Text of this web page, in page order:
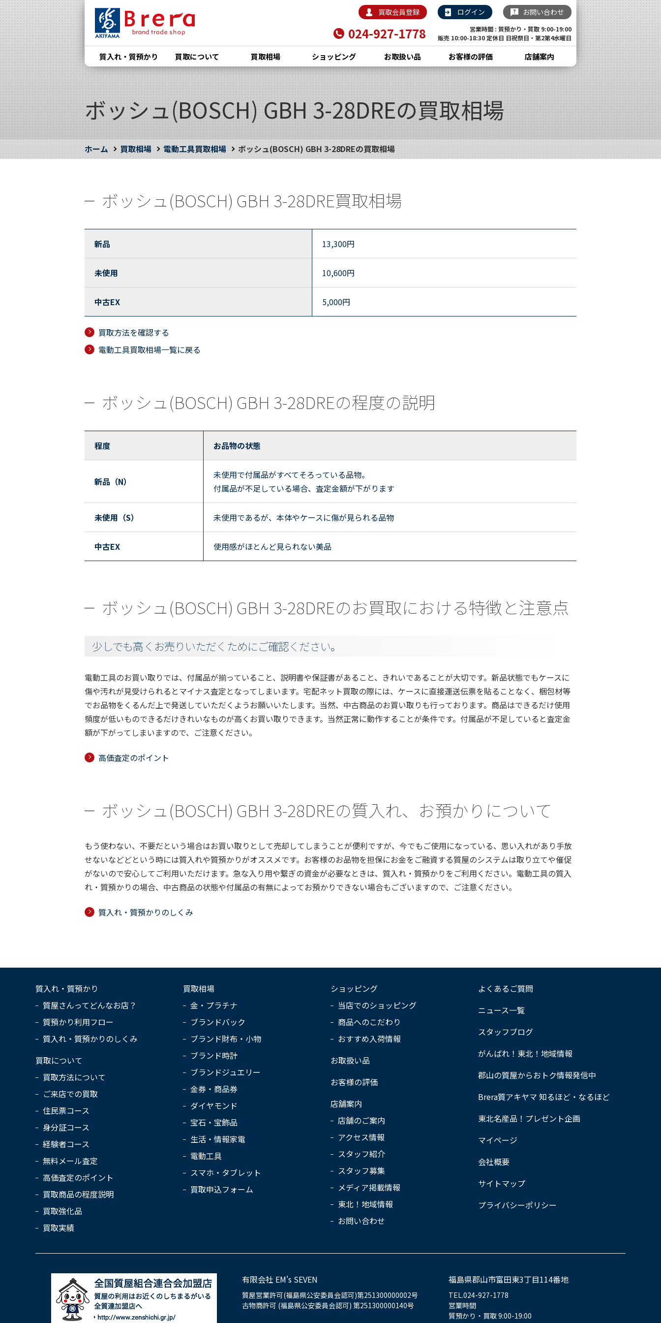
買取会員登録 ログイン お問い合わせ
024-927-1778
営業時間 : 質預かり・買取 9:00-19:00
販売 10:00-18:30 定休日 日祝祭日・第2第4水曜日
質入れ・質預かり 買取について 買取相場 ショッピング お取扱い品 お客様の評価 店舗案内
ボッシュ(BOSCH) GBH 3-28DREの買取相場
ホーム 買取相場 電動工具買取相場 ボッシュ(BOSCH) GBH 3-28DREの買取相場
ボッシュ(BOSCH) GBH 3-28DRE買取相場
新品 13,300円
未使用 10,600円
中古EX 5,000円
買取方法を確認する
電動工具買取相場一覧に戻る
ボッシュ(BOSCH) GBH 3-28DREの程度の説明
程度 お品物の状態
新品（N）
未使用で付属品がすべてそろっている品物。
付属品が不足している場合、査定金額が下がります
未使用（S） 未使用であるが、本体やケースに傷が見られる品物
中古EX 使用感がほとんど見られない美品
ボッシュ(BOSCH) GBH 3-28DREのお買取における特徴と注意点
少しでも高くお売りいただくためにご確認ください。
電動工具のお買い取りでは、付属品が揃っていること、説明書や保証書があること、きれいであることが大切です。新品状態でもケースに
傷や汚れが見受けられるとマイナス査定となってしまいます。宅配ネット買取の際には、ケースに直接運送伝票を貼ることなく、梱包材等
でお品物をくるんだ上で発送していただくようお願いいたします。当然、中古商品のお買い取りも行っております。商品はできるだけ使用
頻度が低いものできるだけきれいなものが高くお買い取りできます。当然正常に動作することが条件です。付属品が不足していると査定金
額が下がってしまいますので、ご注意ください。
高価査定のポイント
ボッシュ(BOSCH) GBH 3-28DREの質入れ、お預かりについて
もう使わない、不要だという場合はお買い取りとして売却してしまうことが便利ですが、今でもご使用になっている、思い入れがあり手放
せないなどどという時には質入れや質預かりがオススメです。お客様のお品物を担保にお金をご融資する質屋のシステムは取り立てや催促
がないので安心してご利用いただけます。急な入り用や繋ぎの資金が必要なときは、質入れ・質預かりをご利用ください。電動工具の質入
れ・質預かりの場合、中古商品の状態や付属品の有無によってお預かりできない場合もございますので、ご注意ください。
質入れ・質預かりのしくみ
質入れ・質預かり
質屋さんってどんなお店？
質預かり利用フロー
質入れ・質預かりのしくみ
買取について
買取方法について
ご来店での買取
住民票コース
身分証コース
経験者コース
無料メール査定
高価査定のポイント
買取商品の程度説明
買取強化品
買取実績
買取相場
金・プラチナ
ブランドバック
ブランド財布・小物
ブランド時計
ブランドジュエリー
金券・商品券
ダイヤモンド
宝石・宝飾品
生活・情報家電
電動工具
スマホ・タブレット
買取申込フォーム
ショッピング
当店でのショッピング
商品へのこだわり
おすすめ入荷情報
お取扱い品
お客様の評価
店舗案内
店舗のご案内
アクセス情報
スタッフ紹介
スタッフ募集
メディア掲載情報
東北！地域情報
お問い合わせ
よくあるご質問
ニュース一覧
スタッフブログ
がんばれ！東北！地域情報
郡山の質屋からおトク情報発信中
Brera質アキヤマ 知るほど・なるほど
東北名産品！プレゼント企画
マイページ
会社概要
サイトマップ
プライバシーポリシー
有限会社 EM's SEVEN
質屋営業許可(福島県公安委員会認可)第251300000002号
古物商許可 (福島県公安委員会認可) 第251300000140号
福島県郡山市富田東3丁目114番地
TEL.024-927-1778
営業時間
質預かり・買取 9:00-19:00